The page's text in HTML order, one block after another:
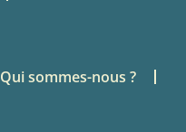
Qui sommes-nous ?